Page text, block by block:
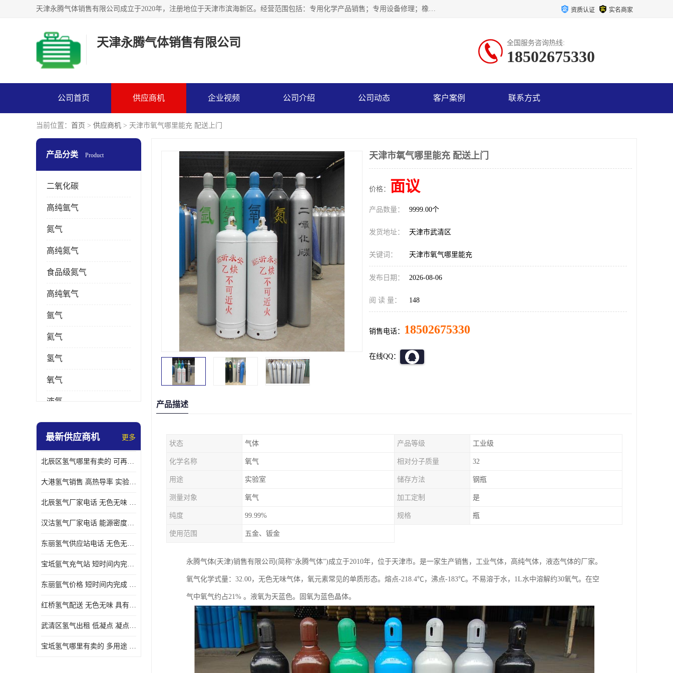
天津永腾气体销售有限公司成立于2020年，注册地位于天津市滨海新区。经营范围包括：专用化学产品销售；专用设备修理；橡胶制品销售；气体压缩机械销售；特种设备销售；仪器仪表销售；机械设备租赁；五金产品批发；食品添加剂销售等，主要供应：氧气、乙炔、氮气、氩气、氢气、氦气、液氨、液氮、一氧化碳、二氧化碳等，各种工业气体，高纯气体，食品级气体。 资质认证 实名商家
天津永腾气体销售有限公司 全国服务咨询热线:
18502675330
公司首页 供应商机 企业视频 公司介绍 公司动态 客户案例 联系方式
当前位置： 首页 > 供应商机 > 天津市氧气哪里能充 配送上门
产品分类 Product
二氧化碳
高纯氩气
氮气
高纯氮气
食品级氮气
高纯氧气
氩气
氦气
氢气
氧气
液氮
乙炔
最新供应商机 更多
北辰区氢气哪里有卖的 可再生 实验室应用
大港氢气销售 高热导率 实验室应用
北辰氢气厂家电话 无色无味 凝点为-259
汉沽氢气厂家电话 能源密度高 储存和传输便利
东丽氢气供应站电话 无色无味 储存和传输便利
宝坻氩气充气站 短时间内完成 人员经过培训
东丽氩气价格 短时间内完成 物流管理优良
红桥氢气配送 无色无味 具有较低的密度
武清区氢气出租 低凝点 凝点为-259
宝坻氢气哪里有卖的 多用途 可以在空气中上升
天津市氧气哪里能充 配送上门
价格： 面议
产品数量： 9999.00个
发货地址： 天津市武清区
关键词： 天津市氧气哪里能充
发布日期： 2026-08-06
阅 读 量： 148
销售电话： 18502675330
在线QQ：
产品描述
状态 气体 产品等级 工业级
化学名称 氧气 相对分子质量 32
用途 实验室 储存方法 钢瓶
测量对象 氧气 加工定制 是
纯度 99.99% 规格 瓶
使用范围 五金、钣金
永腾气体(天津)销售有限公司(简称“永腾气体”)成立于2010年，位于天津市。是一家生产销售，工业气体，高纯气体，液态气体的厂家。
氧气化学式量：32.00，无色无味气体，氧元素常见的单质形态。熔点-218.4℃，沸点-183℃。不易溶于水，1L水中溶解约30氧气。在空
气中氧气约占21% 。液氧为天蓝色。固氧为蓝色晶体。